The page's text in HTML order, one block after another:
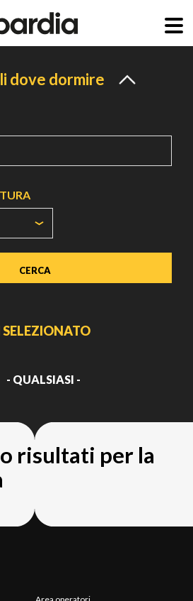
dove dormire
SELEZIONATO
- QUALSIASI -
risultati per la